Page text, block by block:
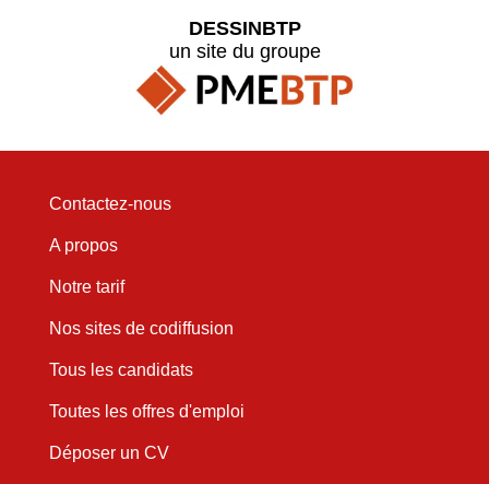
DESSINBTP
un site du groupe
Contactez-nous
A propos
Notre tarif
Nos sites de codiffusion
Tous les candidats
Toutes les offres d'emploi
Déposer un CV